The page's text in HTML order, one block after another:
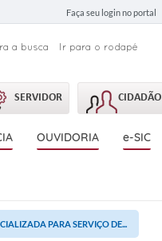
Faça seu login no portal
a busca Ir para o rodapé
SERVIDOR CIDADÃO
OUVIDORIA e-SIC
PARA SERVIÇO DE...